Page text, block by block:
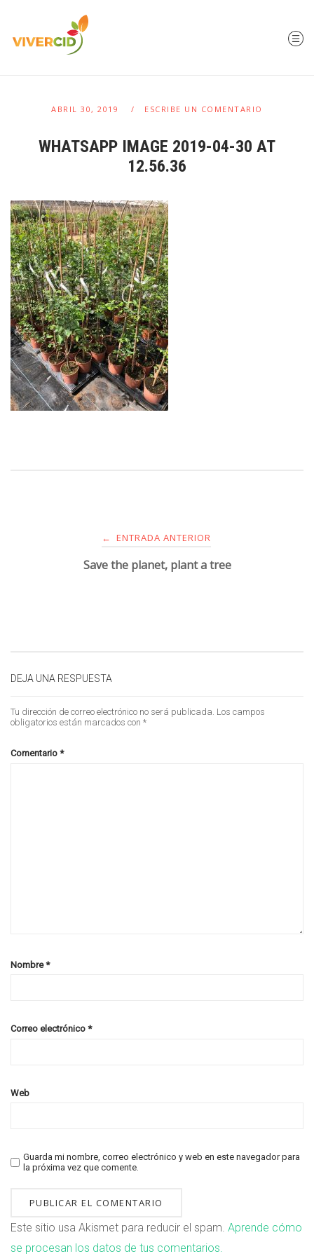
ABRIL 30, 2019 ESCRIBE UN COMENTARIO
WHATSAPP IMAGE 2019-04-30 AT
12.56.36
← ENTRADA ANTERIOR
Save the planet, plant a tree
DEJA UNA RESPUESTA
Tu dirección de correo electrónico no será publicada. Los campos
obligatorios están marcados con *
Comentario *
Nombre*
Correo electrónico *
Web
Guarda mi nombre, correo electrónico y web en este navegador para
la próxima vez que comente.
Este sitio usa Akismet para reducir el spam. Aprende cómo
se procesan los datos de tus comentarios.